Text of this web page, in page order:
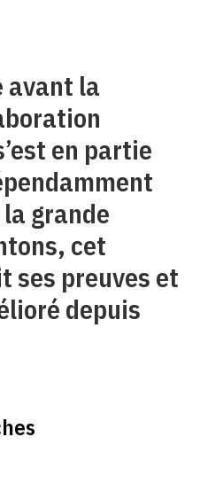
avant la
en partie
la grande
cet
ses preuves et
depuis